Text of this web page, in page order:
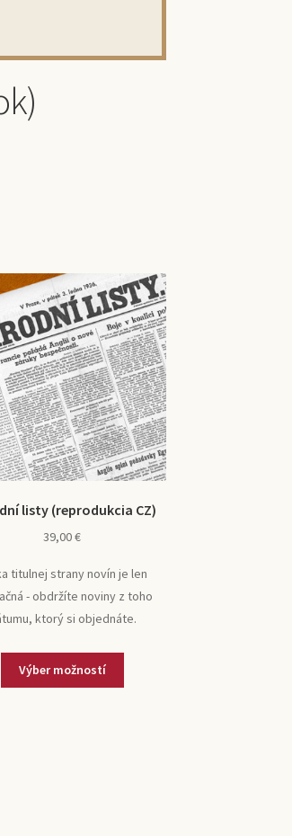
listy (reprodukcia CZ)
39,00€
titulnej strany novín je len
- obdržíte noviny z toho
ktorý si objednáte.